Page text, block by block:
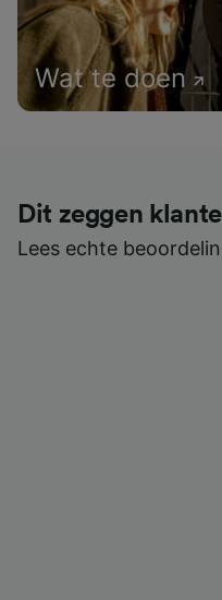
Wat te doen
Dit zeggen
Lees echte